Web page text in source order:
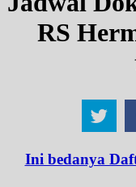
RS
Ini bedanya